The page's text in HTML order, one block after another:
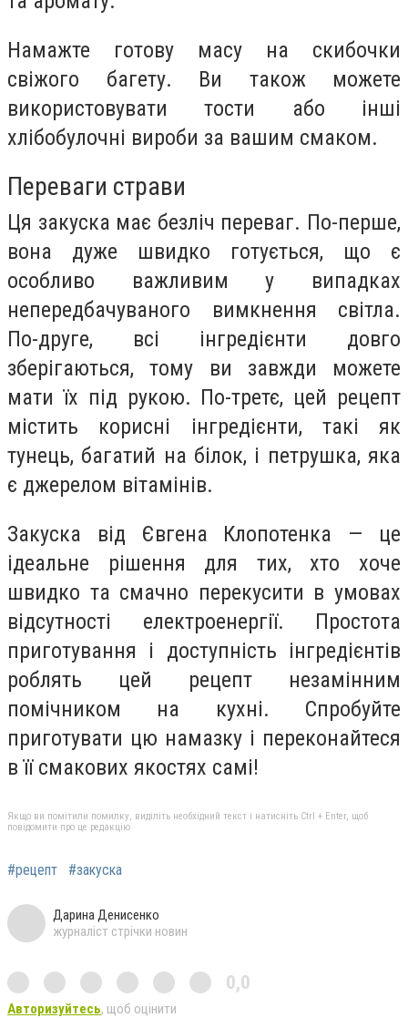
Намажте готову масу на скибочки
свіжого багету. Ви також можете
використовувати тости або інші
хлібобулочні вироби за вашим смаком.
Переваги страви
Ця закуска має безліч переваг. По-перше,
вона дуже швидко готується, що є
особливо важливим у випадках
непередбачуваного вимкнення світла.
По-друге, всі інгредієнти довго
зберігаються, тому ви завжди можете
мати їх під рукою. По-третє, цей рецепт
містить корисні інгредієнти, такі як
тунець, багатий на білок, і петрушка, яка
є джерелом вітамінів.
Закуска від Євгена Клопотенка — це
ідеальне рішення для тих, хто хоче
швидко та смачно перекусити в умовах
відсутності електроенергії. Простота
приготування і доступність інгредієнтів
роблять цей рецепт незамінним
помічником на кухні. Спробуйте
приготувати цю намазку і переконайтеся
в її смакових якостях самі!
Якщо ви помітили помилку, виділіть необхідний текст і натисніть Ctrl + Enter, щоб
повідомити про це редакцію
#рецепт #закуска
Дарина Денисенко
журналіст стрічки новин
0,0
Авторизуйтесь, щоб оцінити